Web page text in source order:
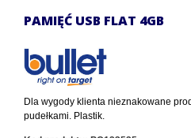
PAMIĘĆ USB FLAT 4GB
Dla wygody klienta nieznakowane
pudełkami. Plastik.